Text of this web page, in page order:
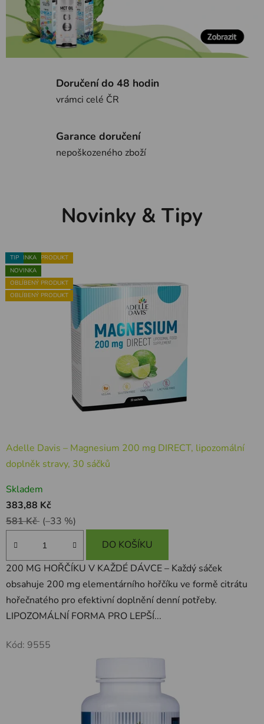
Doručení do 48 hodin
vrámci celé ČR
Garance doručení
nepoškozeného zboží
Novinky & Tipy
NOVINKA
TIP
JEDNIČKA NA TRHU
OBLÍBENÝ PRODUKT
Adelle Davis – Magnesium 200 mg DIRECT, lipozomální
doplněk stravy, 30 sáčků
Skladem
383,88 Kč
581 Kč (–33 %)
DO KOŠÍKU
200 MG HOŘČÍKU V KAŽDÉ DÁVCE – Každý sáček
obsahuje 200 mg elementárního hořčíku ve formě citrátu
hořečnatého pro efektivní doplnění denní potřeby.
LIPOZOMÁLNÍ FORMA PRO LEPŠÍ...
Kód: 9555
OBLÍBENÝ PRODUKT
TIP
NOVINKA
TIP
NOVINKA
TIP
AKCE
OBLÍBENÝ PRODUKT
NOVINKA
TIP
PRO DETI
OBLÍBENÝ PRODUKT
TIP
NOVINKA
NOVINKA
TIP
TIP
AKCE
NOVINKA
NOVINKA
TIP
OBLÍBENÝ PRODUKT
NOVINKA
TIP
TIP
NOVINKA
OBLÍBENÝ PRODUKT